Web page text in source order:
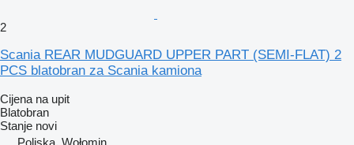
2
Scania REAR MUDGUARD UPPER PART (SEMI-FLAT) 2
PCS blatobran za Scania kamiona
Cijena na upit
Blatobran
Stanje novi